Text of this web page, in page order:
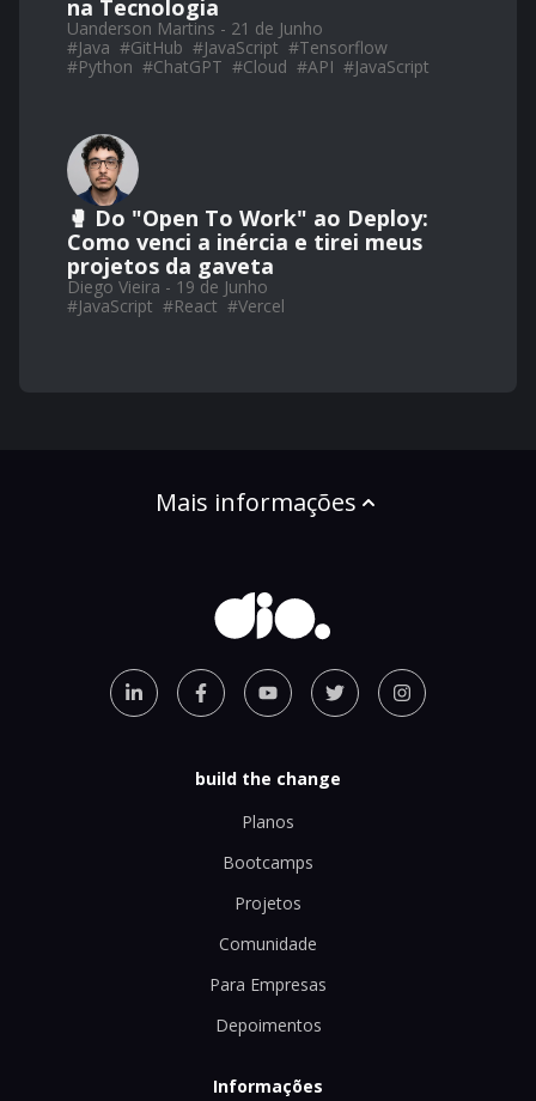
na Tecnologia
Uanderson Martins - 21 de Junho
#Java #GitHub #JavaScript #Tensorflow
#Python #ChatGPT #Cloud #API #JavaScript
🥊 Do "Open To Work" ao Deploy:
Como venci a inércia e tirei meus
projetos da gaveta
Diego Vieira - 19 de Junho
#JavaScript #React #Vercel
Mais informações
build the change
Planos
Bootcamps
Projetos
Comunidade
Para Empresas
Depoimentos
Informações